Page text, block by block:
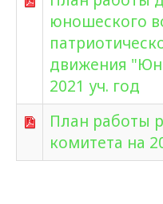
юношеского
движения
2021 уч. год
План работы
комитета на